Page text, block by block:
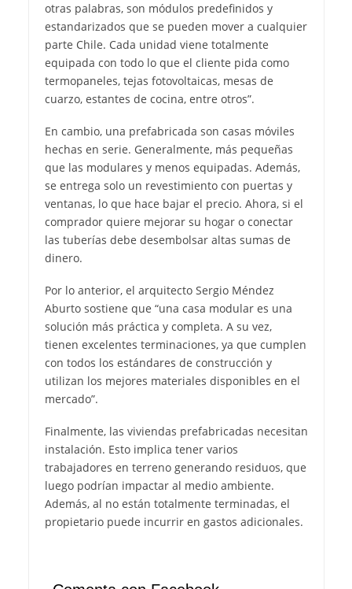
otras palabras, son módulos predefinidos y
estandarizados que se pueden mover a cualquier
parte Chile. Cada unidad viene totalmente
equipada con todo lo que el cliente pida como
termopaneles, tejas fotovoltaicas, mesas de
cuarzo, estantes de cocina, entre otros”.
En cambio, una prefabricada son casas móviles
hechas en serie. Generalmente, más pequeñas
que las modulares y menos equipadas. Además,
se entrega solo un revestimiento con puertas y
ventanas, lo que hace bajar el precio. Ahora, si el
comprador quiere mejorar su hogar o conectar
las tuberías debe desembolsar altas sumas de
dinero.
Por lo anterior, el arquitecto Sergio Méndez
Aburto sostiene que “una casa modular es una
solución más práctica y completa. A su vez,
tienen excelentes terminaciones, ya que cumplen
con todos los estándares de construcción y
utilizan los mejores materiales disponibles en el
mercado”.
Finalmente, las viviendas prefabricadas necesitan
instalación. Esto implica tener varios
trabajadores en terreno generando residuos, que
luego podrían impactar al medio ambiente.
Además, al no están totalmente terminadas, el
propietario puede incurrir en gastos adicionales.